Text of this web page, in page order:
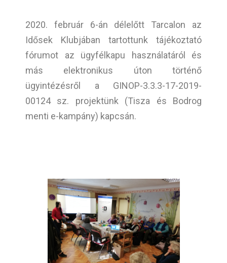
2020. február 6-án délelőtt Tarcalon az
Idősek Klubjában tartottunk tájékoztató
fórumot az ügyfélkapu használatáról és
más elektronikus úton történő
ügyintézésről a GINOP-3.3.3-17-2019-
00124 sz. projektünk (Tisza és Bodrog
menti e-kampány) kapcsán.